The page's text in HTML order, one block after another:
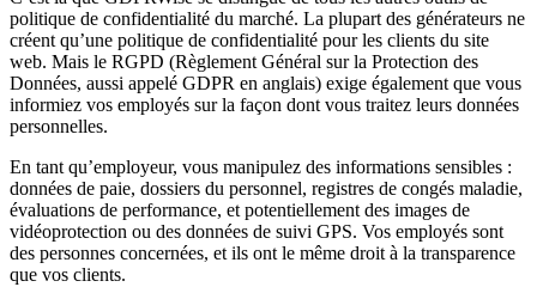
politique de confidentialité du marché. La plupart des générateurs ne
créent qu’une politique de confidentialité pour les clients du site
web. Mais le RGPD (Règlement Général sur la Protection des
Données, aussi appelé GDPR en anglais) exige également que vous
informiez vos employés sur la façon dont vous traitez leurs données
personnelles.
En tant qu’employeur, vous manipulez des informations sensibles :
données de paie, dossiers du personnel, registres de congés maladie,
évaluations de performance, et potentiellement des images de
vidéoprotection ou des données de suivi GPS. Vos employés sont
des personnes concernées, et ils ont le même droit à la transparence
que vos clients.